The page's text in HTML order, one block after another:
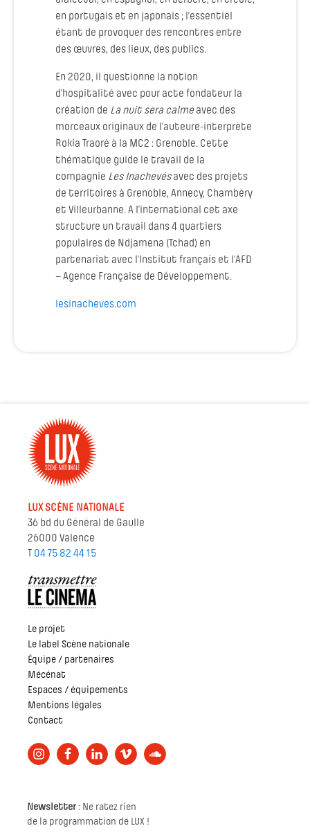
en portugais et en japonais ; l’essentiel
étant de provoquer des rencontres entre
des œuvres, des lieux, des publics.
En 2020, il questionne la notion
d’hospitalité avec pour acte fondateur la
création de La nuit sera calmeavec des
morceaux originaux de l’auteure-interprète
Rokia Traoré à la MC2 : Grenoble. Cette
thématique guide le travail de la
compagnie Les Inachevésavec des projets
de territoires à Grenoble, Annecy, Chambéry
et Villeurbanne. A l’international cet axe
structure un travail dans 4 quartiers
populaires de Ndjamena (Tchad) en
partenariat avec l’Institut français et l’AFD
– Agence Française de Développement.
lesinacheves.com
LUX SCÈNE NATIONALE
36 bd du Général de Gaulle
26000 Valence
T 04 75 82 44 15
Le projet
Le label Scène nationale
Équipe / partenaires
Mécénat
Espaces / équipements
Mentions légales
Contact
Newsletter: Ne ratez rien
de la programmation de LUX !